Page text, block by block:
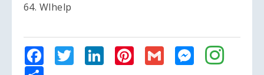
64. Wlhelp
FacebookTwitterLinkedInPinterest
Gmail Messenger